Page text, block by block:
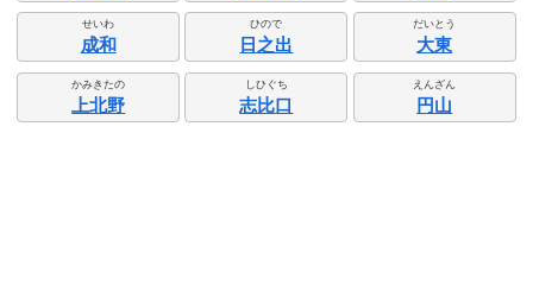
せいわ
成和
ひので
日之出
だいとう
大東
かみきたの
上北野
しひぐち
志比口
えんざん
円山